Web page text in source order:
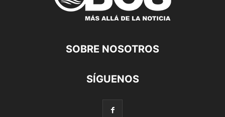
SOBRE NOSOTROS
SÍGUENOS